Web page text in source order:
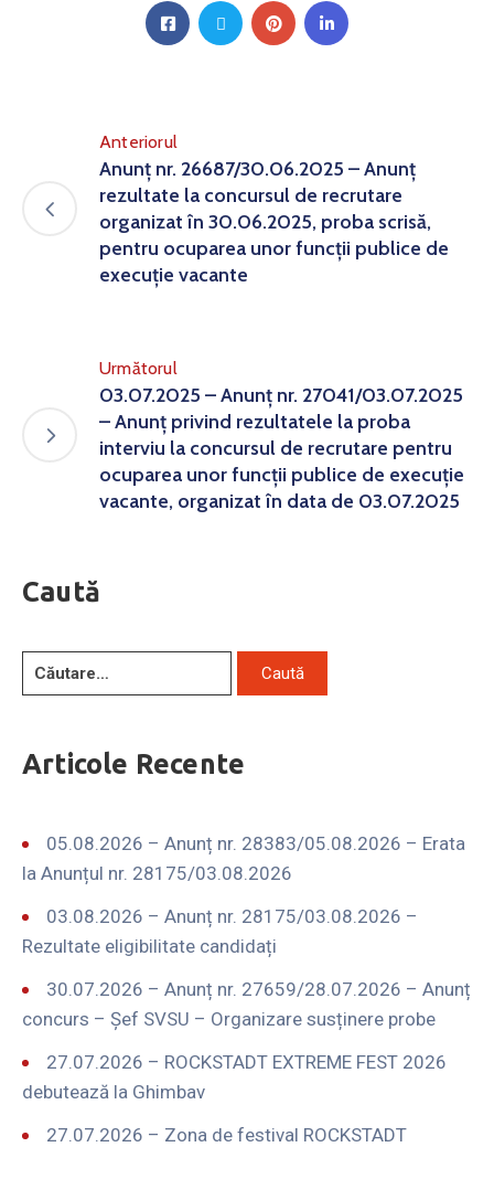
Anteriorul
Anunț nr. 26687/30.06.2025 – Anunț
rezultate la concursul de recrutare
organizat în 30.06.2025, proba scrisă,
pentru ocuparea unor funcții publice de
execuție vacante
Următorul
03.07.2025 – Anunț nr. 27041/03.07.2025
– Anunț privind rezultatele la proba
interviu la concursul de recrutare pentru
ocuparea unor funcții publice de execuție
vacante, organizat în data de 03.07.2025
Caută
Articole Recente
05.08.2026 – Anunț nr. 28383/05.08.2026 – Erata
la Anunțul nr. 28175/03.08.2026
03.08.2026 – Anunț nr. 28175/03.08.2026 –
Rezultate eligibilitate candidați
30.07.2026 – Anunț nr. 27659/28.07.2026 – Anunț
concurs – Șef SVSU – Organizare susținere probe
27.07.2026 – ROCKSTADT EXTREME FEST 2026
debutează la Ghimbav
27.07.2026 – Zona de festival ROCKSTADT